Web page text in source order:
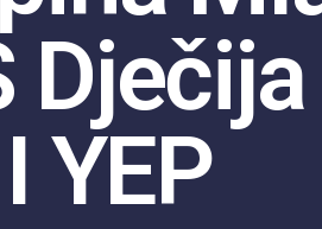
YEP